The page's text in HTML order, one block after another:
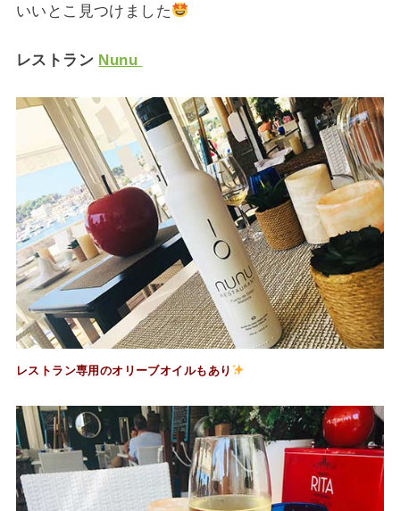
いいとこ見つけました
レストラン Nunu
レストラン専用のオリーブオイルもあり